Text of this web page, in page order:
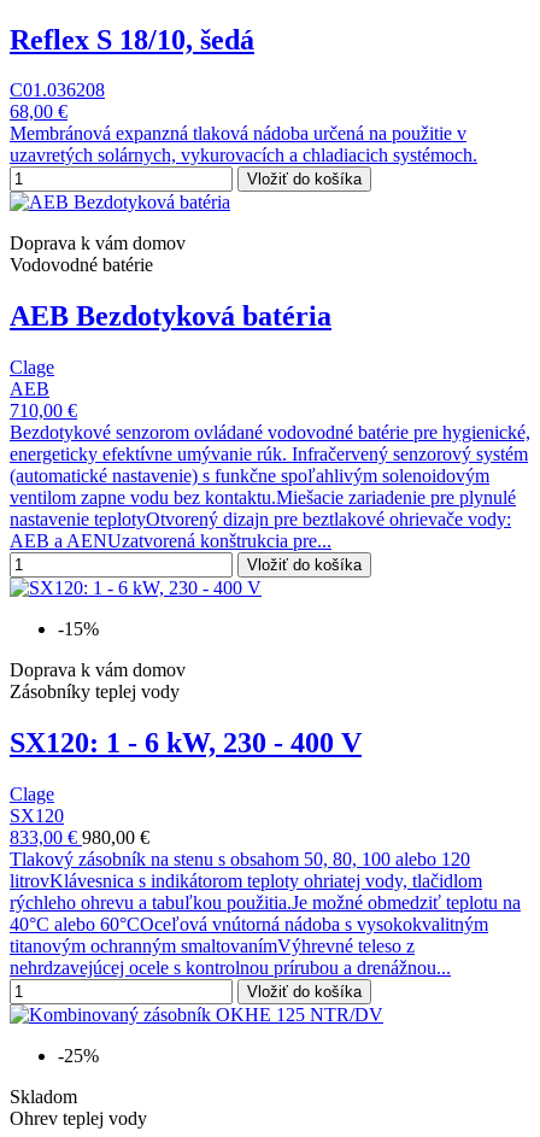
Reflex S 18/10, šedá
C01.036208
68,00 €
Membránová expanzná tlaková nádoba určená na použitie v
uzavretých solárnych, vykurovacích a chladiacich systémoch.
Vložiť do košíka
Doprava k vám domov
Vodovodné batérie
AEB Bezdotyková batéria
Clage
AEB
710,00 €
Bezdotykové senzorom ovládané vodovodné batérie pre hygienické,
energeticky efektívne umývanie rúk. Infračervený senzorový systém
(automatické nastavenie) s funkčne spoľahlivým solenoidovým
ventilom zapne vodu bez kontaktu.Miešacie zariadenie pre plynulé
nastavenie teplotyOtvorený dizajn pre beztlakové ohrievače vody:
AEB a AENUzatvorená konštrukcia pre...
Vložiť do košíka
-15%
Doprava k vám domov
Zásobníky teplej vody
SX120: 1 - 6 kW, 230 - 400 V
Clage
SX120
833,00 € 980,00 €
Tlakový zásobník na stenu s obsahom 50, 80, 100 alebo 120
litrovKlávesnica s indikátorom teploty ohriatej vody, tlačidlom
rýchleho ohrevu a tabuľkou použitia.Je možné obmedziť teplotu na
40°C alebo 60°COceľová vnútorná nádoba s vysokokvalitným
titanovým ochranným smaltovanímVýhrevné teleso z
nehrdzavejúcej ocele s kontrolnou prírubou a drenážnou...
Vložiť do košíka
-25%
Skladom
Ohrev teplej vody